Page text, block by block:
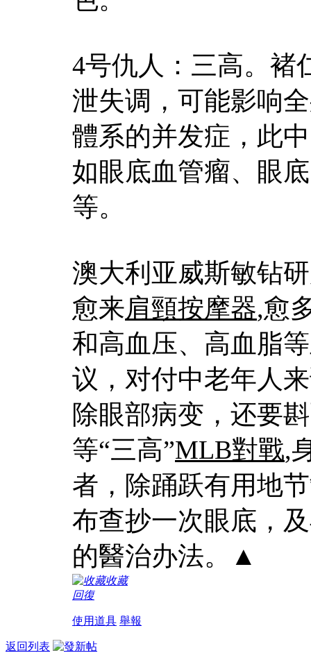
4号仇人：三高。褚
泄失调，可能影响
體系的并发症，此
如眼底血管瘤、眼
等。
澳大利亚威斯敏钻
愈来肩頸按摩器,愈
和高血压、高血脂
议，对付中老年人
除眼部病变，还要
等“三高”MLB對戰,
者，除踊跃有用地
布查抄一次眼底，
的醫治办法。▲
收藏
回復
使用道具 舉報
返回列表